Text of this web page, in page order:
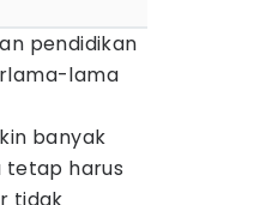
pendidikan
lama
banyak
tetap harus